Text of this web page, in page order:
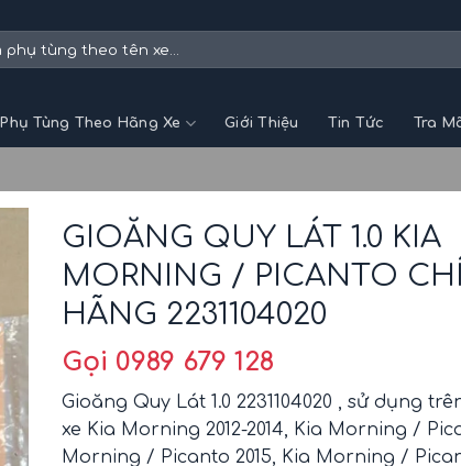
Phụ Tùng Theo Hãng Xe Giới Thiệu Tin Tức Tra
GIOĂNG QUY LÁT 1.0 KIA
MORNING / PICANTO
HÃNG 2231104020
Gọi 0989 679 128
Gioăng Quy Lát 1.0 2231104020 , sử dụng
xe Kia Morning 2012-2014, Kia Morning /
Morning / Picanto 2015, Kia Morning /